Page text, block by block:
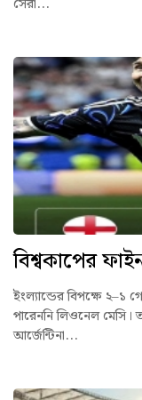
বিশ্বকাপের
ইংল্যান্ডের বিপক্ষে
পারেননি লিওনেল মেসি।
আর্জেন্টিনা...